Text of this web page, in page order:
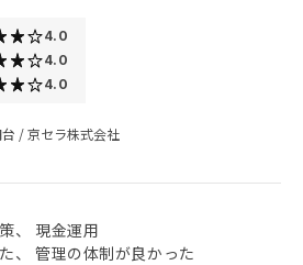
4.0
4.0
4.0
/京セラ株式会社
、 現金運用
、 管理の体制が良かった